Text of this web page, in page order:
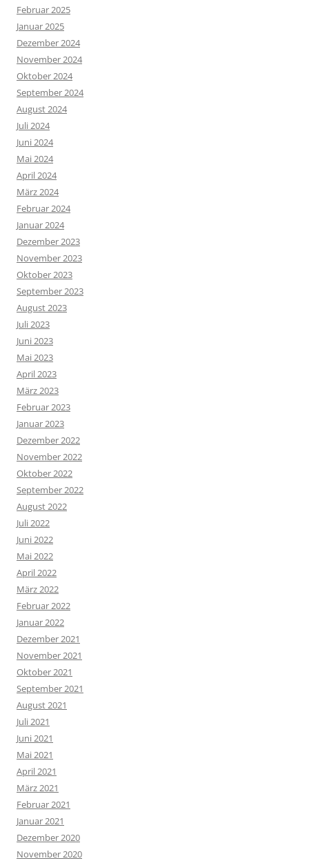
Februar 2025
Januar 2025
Dezember 2024
November 2024
Oktober 2024
September 2024
August 2024
Juli 2024
Juni 2024
Mai 2024
April 2024
März 2024
Februar 2024
Januar 2024
Dezember 2023
November 2023
Oktober 2023
September 2023
August 2023
Juli 2023
Juni 2023
Mai 2023
April 2023
März 2023
Februar 2023
Januar 2023
Dezember 2022
November 2022
Oktober 2022
September 2022
August 2022
Juli 2022
Juni 2022
Mai 2022
April 2022
März 2022
Februar 2022
Januar 2022
Dezember 2021
November 2021
Oktober 2021
September 2021
August 2021
Juli 2021
Juni 2021
Mai 2021
April 2021
März 2021
Februar 2021
Januar 2021
Dezember 2020
November 2020